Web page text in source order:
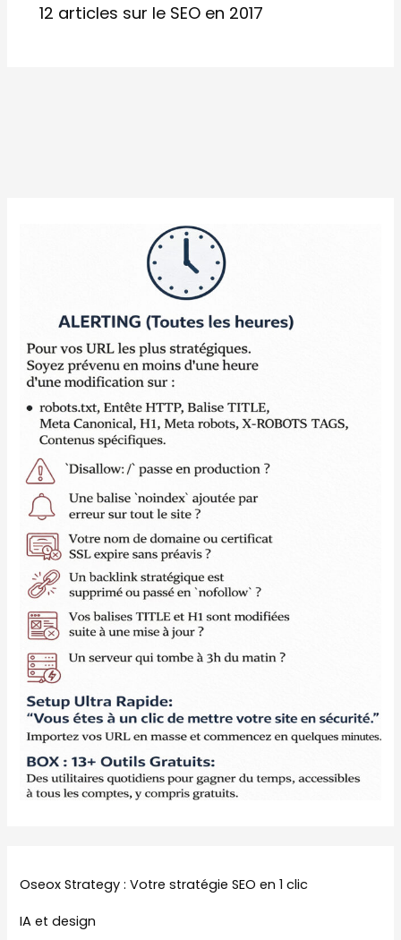
12 articles sur le SEO en 2017
Oseox Strategy : Votre stratégie SEO en 1 clic
IA et design